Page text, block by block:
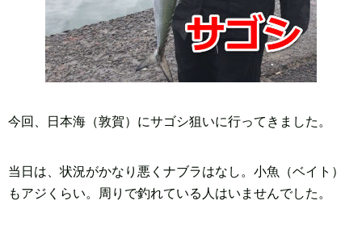
今回、日本海（敦賀）にサゴシ狙いに行ってきました。
当日は、状況がかなり悪くナブラはなし。小魚（ベイト）
もアジくらい。周りで釣れている人はいませんでした。